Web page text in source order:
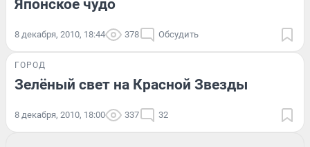
Японское чудо
8 декабря, 2010, 18:44 378 Обсудить
ГОРОД
Зелёный свет на Красной Звезды
8 декабря, 2010, 18:00 337 32